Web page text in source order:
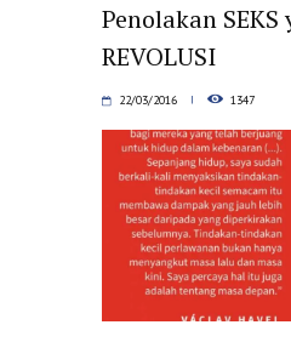
Penolakan
REVOLUSI
22/03/2016 1347